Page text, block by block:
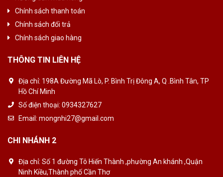
Chính sách thanh toán
Chính sách đổi trả
Chính sách giao hàng
THÔNG TIN LIÊN HỆ
Địa chỉ: 198A Đường Mã Lò, P. Bình Trị Đông A, Q .Bình Tân, TP
Hồ Chí Minh
Số điện thoại: 0934327627
Email: mongnhi27@gmail.com
CHI NHÁNH 2
Địa chỉ: Số 1 đường Tô Hiến Thành ,phường An khánh ,Quận
Ninh Kiều,Thành phố Cần Thơ